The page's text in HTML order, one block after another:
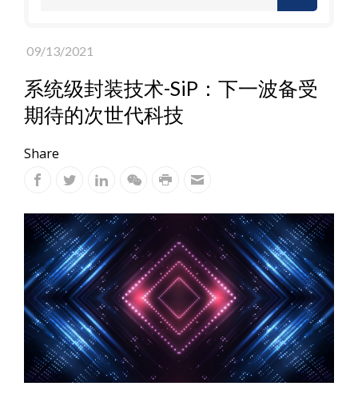
09/13/2021
系统级封装技术-SiP：下一波备受
期待的次世代科技
Share